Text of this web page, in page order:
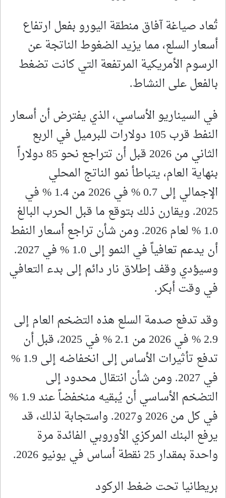
تُعاد صياغة آفاق منطقة اليورو بفعل ارتفاع
أسعار السلع، مما يزيد الضغوط الناتجة عن
الرسوم الأمريكية المرتفعة التي كانت تضغط
بالفعل على النشاط.
في السيناريو الأساسي، الذي يفترض أن أسعار
النفط قرب 105 دولارات للبرميل في الربع
الثاني من 2026 قبل أن تتراجع نحو 85 دولاراً
بنهاية العام، يتباطأ نمو الناتج المحلي
الإجمالي إلى 0.7 % في 2026 من 1.4 % في
2025. ويقارن ذلك بتوقع ما قبل الحرب البالغ
1.0 % لعام 2026. ومن شأن تراجع أسعار النفط
أن يدعم تعافياً في النمو إلى 1.0 % في 2027.
وسيؤدي وقف إطلاق نار دائم إلى بدء التعافي
في وقت أبكر.
وقد تدفع صدمة السلع هذه التضخم العام إلى
2.9 % في 2026 من 2.1 % في 2025، قبل أن
تدفع تأثيرات الأساس إلى انخفاضه إلى 1.9 %
في 2027. ومن شأن انتقال محدود إلى
التضخم الأساسي أن يُبقيه منخفضاً عند 1.9 %
في كل من 2026 و2027. واستجابة لذلك، قد
يرفع البنك المركزي الأوروبي الفائدة مرة
واحدة بمقدار 25 نقطة أساس في يونيو 2026.
بريطانيا تحت ضغط الركود